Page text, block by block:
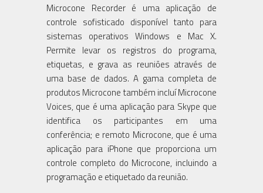
Microcone Recorder é uma aplicação de
controle sofisticado disponível tanto para
sistemas operativos Windows e Mac X.
Permite levar os registros do programa,
etiquetas, e grava as reuniões através de
uma base de dados. A gama completa de
produtos Microcone também incluí Microcone
Voices, que é uma aplicação para Skype que
identifica os participantes em uma
conferência; e remoto Microcone, que é uma
aplicação para iPhone que proporciona um
controle completo do Microcone, incluindo a
programação e etiquetado da reunião.